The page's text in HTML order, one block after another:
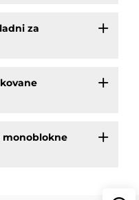
za
monoblokne